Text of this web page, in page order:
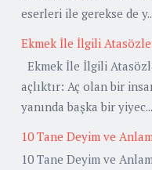
eserleri ile gerekse de
Ekmek İle İlgili
Ekmek İle İlgili
açlıktır: Aç olan bir
yanında başka bir yiyec...
10 Tane Deyim ve
10 Tane Deyim ve